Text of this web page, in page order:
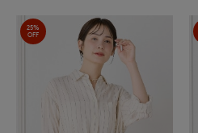
25%
OFF